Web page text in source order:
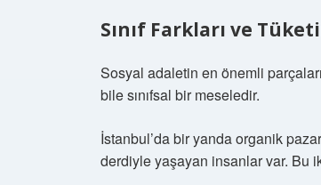
Sınıf Farkları ve
Sosyal adaletin en önemli
bile sınıfsal bir meseledir.
İstanbul’da bir yanda organik
derdiyle yaşayan insanlar var. Bu